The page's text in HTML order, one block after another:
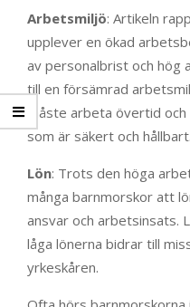
Arbetsmiljö: Artikeln
upplever en ökad
av personalbrist och hög
till en försämrad
måste arbeta övertid
som är säkert och hållbart.
Lön: Trots den höga
många barnmorskor att
ansvar och arbetsinsats.
låga lönerna bidrar till
yrkeskåren.